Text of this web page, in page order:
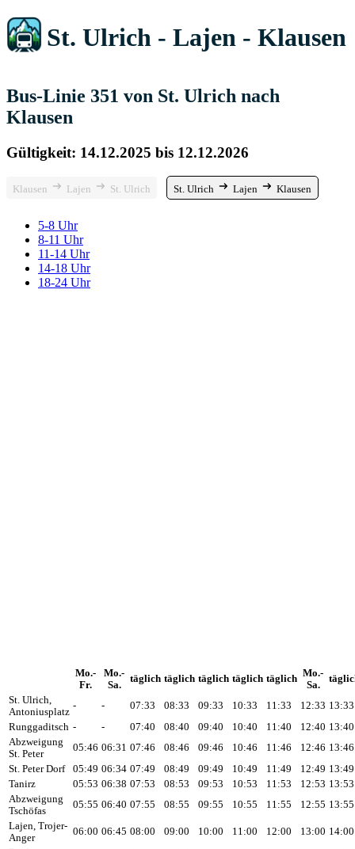
St. Ulrich - Lajen - Klausen
Bus-Linie 351 von St. Ulrich nach
Klausen
Gültigkeit: 14.12.2025 bis 12.12.2026
Klausen Lajen St. Ulrich St. Ulrich Lajen Klausen
5-8 Uhr
8-11 Uhr
11-14 Uhr
14-18 Uhr
18-24 Uhr
Mo.-
Fr.
Mo.-
Sa.
täglich täglich täglich täglich täglich Mo.-
Sa.
St. Ulrich,
Antoniusplatz
- - 07:33 08:33 09:33 10:33 11:33 12:33 13:33
Runggaditsch - - 07:40 08:40 09:40 10:40 11:40 12:40 13:40
Abzweigung
St. Peter
05:46 06:31 07:46 08:46 09:46 10:46 11:46 12:46 13:46
St. Peter Dorf
05:49 06:34 07:49 08:49 09:49 10:49 11:49 12:49 13:49
Tanirz
05:53 06:38 07:53 08:53 09:53 10:53 11:53 12:53 13:53
Abzweigung
Tschöfas
05:55 06:40 07:55 08:55 09:55 10:55 11:55 12:55 13:55
Lajen, Trojer-
Anger
06:00 06:45 08:00 09:00 10:00 11:00 12:00 13:00 14:00